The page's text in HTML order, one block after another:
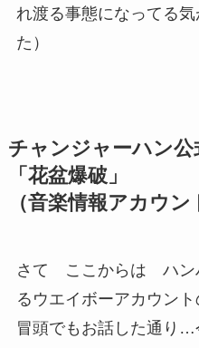
れ渡る事態になってる
た）
チャンジャーハン公
「花盆爆破」
（音楽情報アカウン
さて ここからは ハン
るウエイボーアカウント
冒頭でもお話した通り